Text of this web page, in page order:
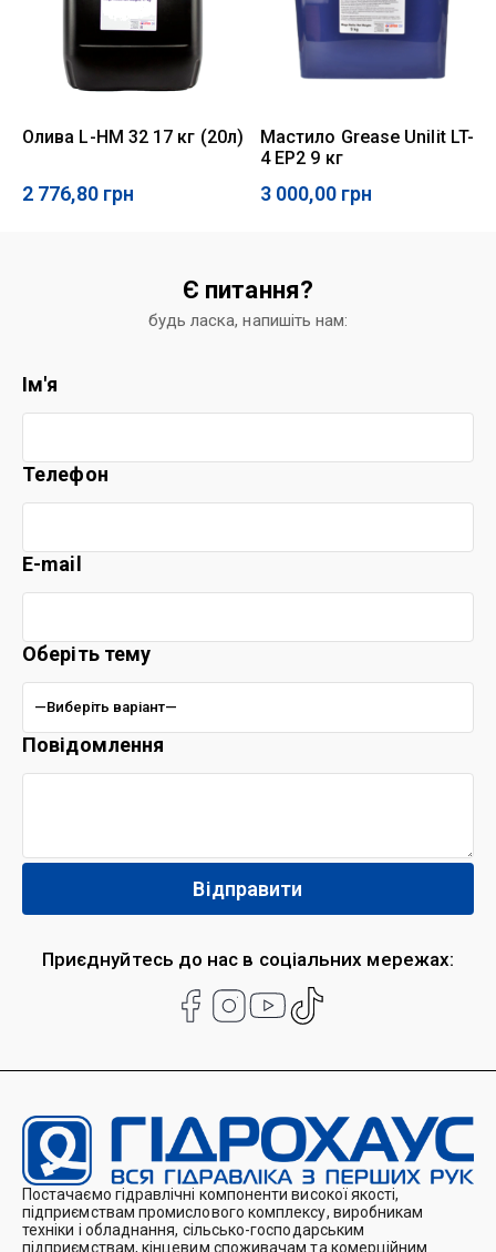
Олива L-HM 32 17 кг (20л)
2 776,80 грн
Мастило Grease Unilit LT-
4 EP2 9 кг
3 000,00 грн
Є питання?
будь ласка, напишіть нам:
Приєднуйтесь до нас в соціальних мережах:
Ім'я
Телефон
E-mail
Оберіть тему
Повідомлення
Постачаємо гідравлічні компоненти високої якості,
підприємствам промислового комплексу, виробникам
техніки і обладнання, сільсько-господарським
підприємствам, кінцевим споживачам та комерційним